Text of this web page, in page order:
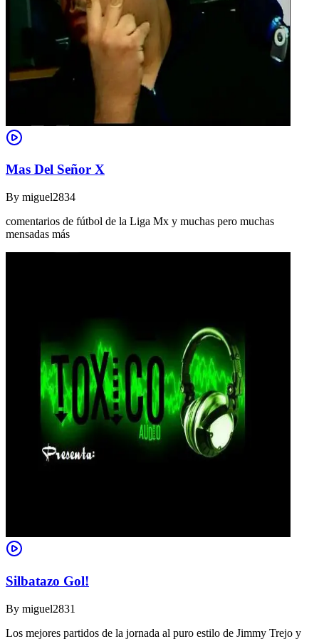
Mas Del Señor X
By miguel2834
comentarios de fútbol de la Liga Mx y muchas pero muchas
mensadas más
Silbatazo Gol!
By miguel2831
Los mejores partidos de la jornada al puro estilo de Jimmy Trejo y